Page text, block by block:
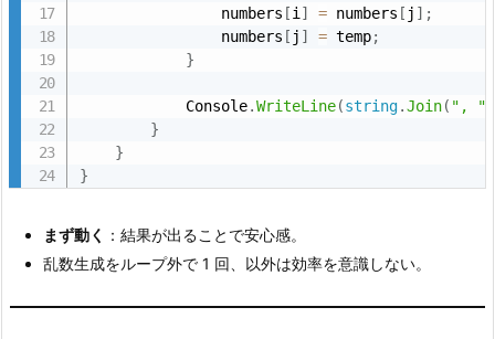
に
切
り
出
す
3.
i
n
                numbers
[i ] = numbers [ j ] ;
                numbers
[ j ] = temp;
}
            Console
.WriteLine(string.Join( ", "
}
}
}
まず動く ：結果が出ることで安心感。
乱数生成をループ外で 1 回、以外は効率を意識しない。